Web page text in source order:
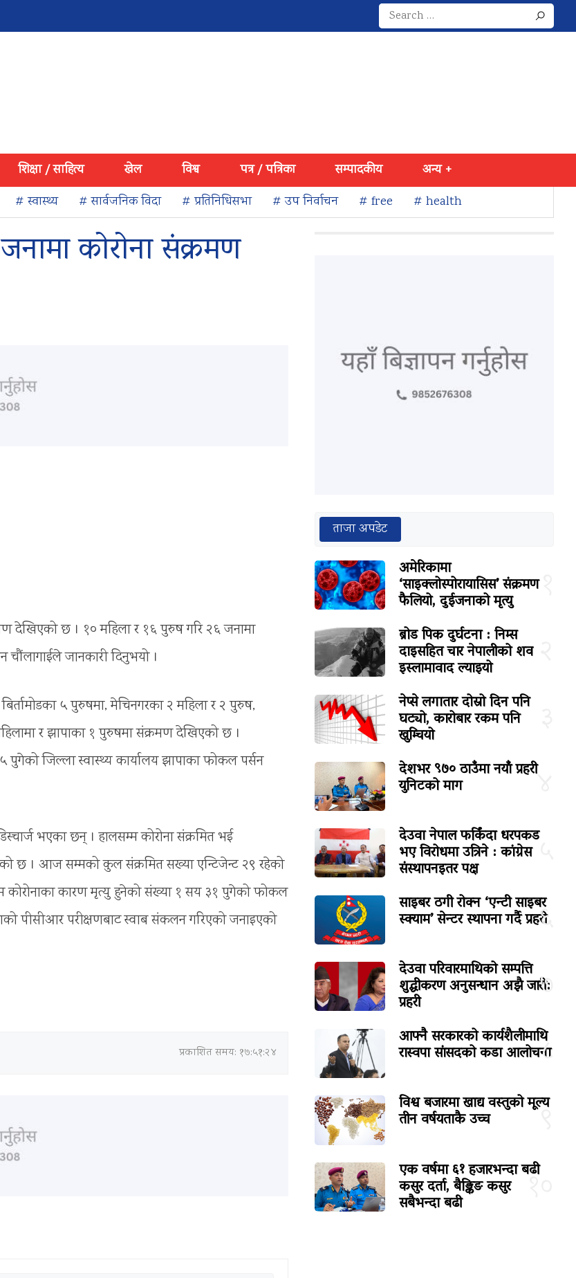
Search
for:
शिक्षा / साहित्य खेल विश्व पत्र / पत्रिका सम्पादकीय
अन्य +
# स्वास्थ्य # सार्वजनिक विदा # प्रतिनिधिसभा # उप निर्वाचन # free # health
कोरोना संक्रमण
देखिएको छ । १० महिला र १६ पुरुष गरि २६ जनामा
जानकारी दिनुभयो ।
५ पुरुषमा, मेचिनगरका २ महिला र २ पुरुष,
र झापाका १ पुरुषमा संक्रमण देखिएको छ ।
पुगेको जिल्ला स्वास्थ्य कार्यालय झापाका फोकल पर्सन
भएका छन् । हालसम्म कोरोना संक्रमित भई
छ । आज सम्मको कुल संक्रमित सख्या एन्टिजेन्ट २९ रहेको
कारण मृत्यु हुनेको संख्या १ सय ३१ पुगेको फोकल
पीसीआर परीक्षणबाट स्वाब संकलन गरिएको जनाइएको
प्रकाशित समय: १७:५१:२४
ताजा अपडेट
अमेरिकामा
‘साइक्लोस्पोरायासिस’ संक्रमण
फैलियो, दुईजनाको मृत्यु
ब्रोड पिक दुर्घटना : निम्स
दाइसहित चार नेपालीको शव
इस्लामावाद ल्याइयो
नेप्से लगातार दोस्रो दिन पनि
घट्यो, कारोबार रकम पनि
खुम्चियो
४
देशभर ९७० ठाउँमा नयाँ प्रहरी
युनिटको माग
देउवा नेपाल फर्किंदा धरपकड
भए विरोधमा उत्रिने : कांग्रेस
संस्थापनइतर पक्ष
६
साइबर ठगी रोक्न ‘एन्टी साइबर
स्क्याम’ सेन्टर स्थापना गर्दै प्रहरी
७
देउवा परिवारमाथिको सम्पत्ति
शुद्धीकरण अनुसन्धान अझै जारी:
प्रहरी
८
आफ्नै सरकारको कार्यशैलीमाथि
रास्वपा सांसदको कडा आलोचना
९
विश्व बजारमा खाद्य वस्तुको मूल्य
तीन वर्षयताकै उच्च
१०
एक वर्षमा ६१ हजारभन्दा बढी
कसुर दर्ता, बैङ्किङ कसुर
सबैभन्दा बढी